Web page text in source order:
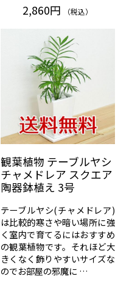
2,860円 （税込）
観葉植物 テーブルヤシ
チャメドレア スクエア
陶器鉢植え 3号
テーブルヤシ(チャメドレア)
は比較的寒さや暗い場所に強
く室内で育てるにはおすすめ
の観葉植物です。それほど大
きくなく飾りやすいサイズな
のでお部屋の邪魔に …